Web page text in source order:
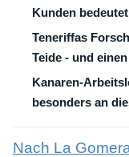
Kunden bedeutet
Teneriffas
Teide - und
Kanaren-
besonders an
Nach La